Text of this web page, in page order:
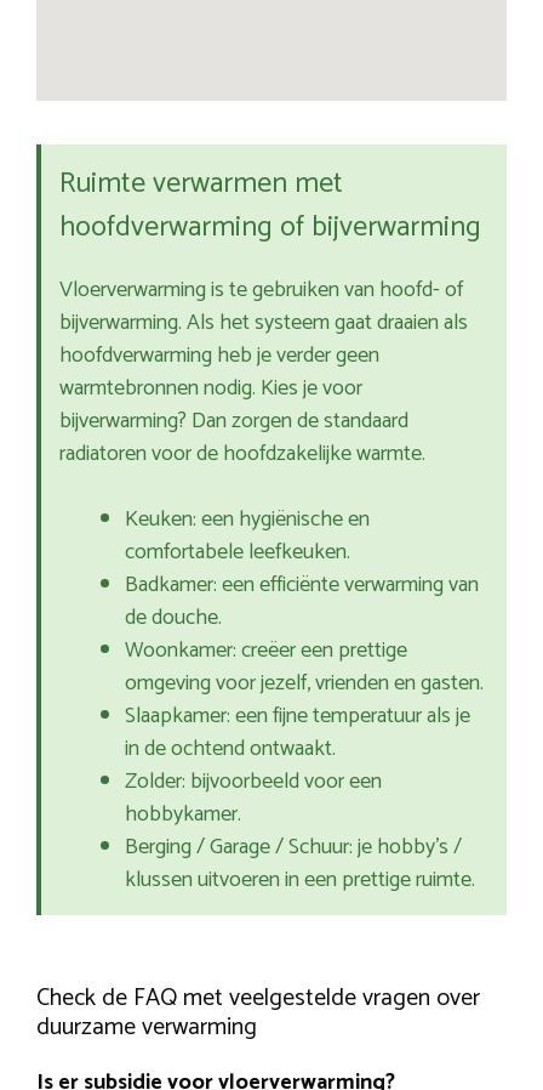
Ruimte verwarmen met
hoofdverwarming of bijverwarming
Vloerverwarming is te gebruiken van hoofd- of
bijverwarming. Als het systeem gaat draaien als
hoofdverwarming heb je verder geen
warmtebronnen nodig. Kies je voor
bijverwarming? Dan zorgen de standaard
radiatoren voor de hoofdzakelijke warmte.
Keuken: een hygiënische en
comfortabele leefkeuken.
Badkamer: een efficiënte verwarming van
de douche.
Woonkamer: creëer een prettige
omgeving voor jezelf, vrienden en gasten.
Slaapkamer: een fijne temperatuur als je
in de ochtend ontwaakt.
Zolder: bijvoorbeeld voor een
hobbykamer.
Berging / Garage / Schuur: je hobby’s /
klussen uitvoeren in een prettige ruimte.
Check de FAQ met veelgestelde vragen over
duurzame verwarming